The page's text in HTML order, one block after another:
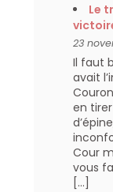
Le
23
Il faut
avait
en
Cour
vous
[…]